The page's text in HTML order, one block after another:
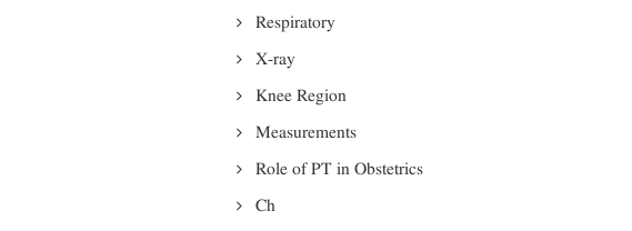
Respiratory
X-ray
Knee Region
Measurements
Role of PT in Obstetrics
Ch